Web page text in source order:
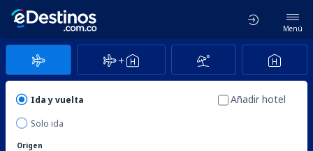
Menú
Ida y vuelta
Solo ida
Añadir hotel
Origen